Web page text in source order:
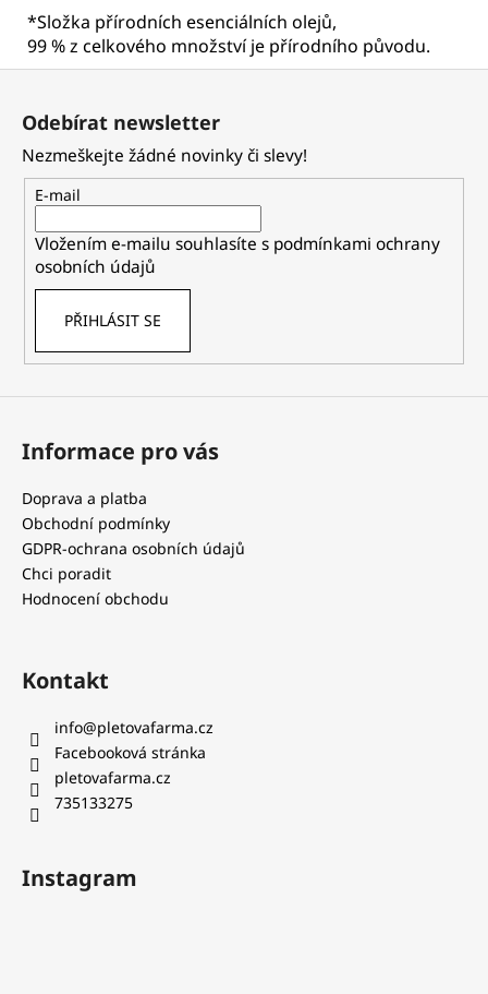
*Složka přírodních esenciálních olejů,
99 % z celkového množství je přírodního původu.
Z
Odebírat newsletter
Nezmeškejte žádné novinky či slevy!
E-mail
Vložením e-mailu souhlasíte s podmínkami ochrany
osobních údajů
PŘIHLÁSIT SE
Informace pro vás
Doprava a platba
Obchodní podmínky
GDPR-ochrana osobních údajů
Chci poradit
Hodnocení obchodu
Kontakt
info@pletovafarma.cz
Facebooková stránka
pletovafarma.cz
735133275
Instagram